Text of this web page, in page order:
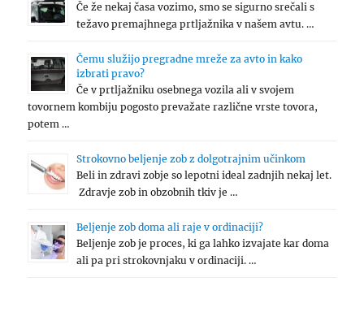
Če že nekaj časa vozimo, smo se sigurno srečali s
težavo premajhnega prtljažnika v našem avtu. …
Čemu služijo pregradne mreže za avto in kako
izbrati pravo?
Če v prtljažniku osebnega vozila ali v svojem
tovornem kombiju pogosto prevažate različne vrste tovora,
potem …
Strokovno beljenje zob z dolgotrajnim učinkom
Beli in zdravi zobje so lepotni ideal zadnjih nekaj let.
Zdravje zob in obzobnih tkiv je …
Beljenje zob doma ali raje v ordinaciji?
Beljenje zob je proces, ki ga lahko izvajate kar doma
ali pa pri strokovnjaku v ordinaciji. …